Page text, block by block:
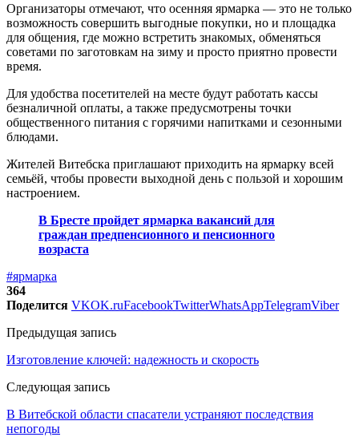
Организаторы отмечают, что осенняя ярмарка — это не только
возможность совершить выгодные покупки, но и площадка
для общения, где можно встретить знакомых, обменяться
советами по заготовкам на зиму и просто приятно провести
время.
Для удобства посетителей на месте будут работать кассы
безналичной оплаты, а также предусмотрены точки
общественного питания с горячими напитками и сезонными
блюдами.
Жителей Витебска приглашают приходить на ярмарку всей
семьёй, чтобы провести выходной день с пользой и хорошим
настроением.
В Бресте пройдет ярмарка вакансий для
граждан предпенсионного и пенсионного
возраста
#ярмарка
364
Поделится VKOK.ruFacebookTwitterWhatsAppTelegramViber
Предыдущая запись
Изготовление ключей: надежность и скорость
Следующая запись
В Витебской области спасатели устраняют последствия
непогоды